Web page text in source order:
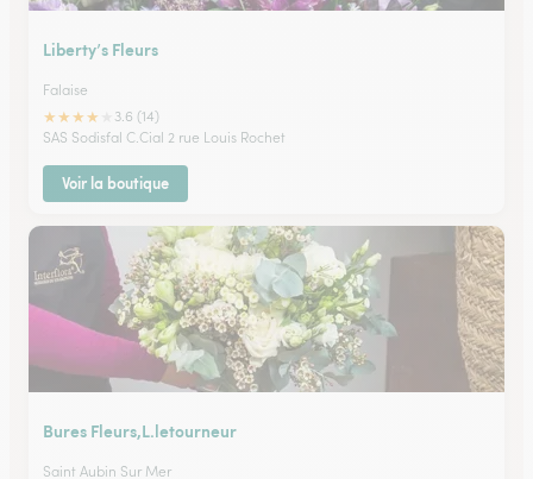
Liberty’s Fleurs
Falaise
★★★★
3.6 (14)
SAS Sodisfal C.Cial 2 rue Louis Rochet
Voir la boutique
Bures Fleurs,L.letourneur
Saint Aubin Sur Mer